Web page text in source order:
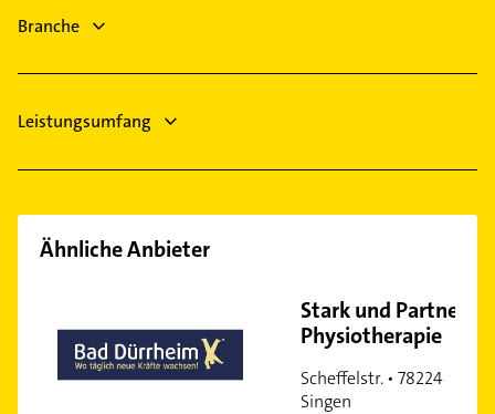
Bad Dürrheim
Zahnarzt
Schreiner
Branche
Leistungsumfang
Ähnliche Anbieter
Stark und Partner
Physiotherapie
Scheffelstr. • 78224
Singen